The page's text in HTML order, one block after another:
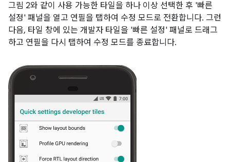
그림 2와 같이 사용 가능한 타일을 하나 이상 선택한 후 '빠른
설정' 패널을 열고 연필을 탭하여 수정 모드로 전환합니다. 그런
다음, 타일 창에 있는 개발자 타일을 '빠른 설정' 패널로 드래그
하고 연필을 다시 탭하여 수정 모드를 종료합니다.